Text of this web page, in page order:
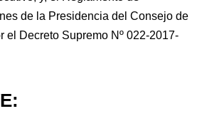
de la Presidencia del Consejo de
el Decreto Supremo Nº 022-2017-